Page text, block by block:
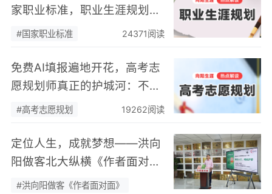
家职业标准，职业生涯规划师
正式入列
#国家职业标准 24371阅读
免费AI填报遍地开花，高考志
愿规划师真正的护城河：不靠
数据，靠“人”
#高考志愿规划 19262阅读
定位人生，成就梦想——洪向
阳做客北大纵横《作者面对
面》开展职业规划专题分享
#洪向阳做客《作者面对面》